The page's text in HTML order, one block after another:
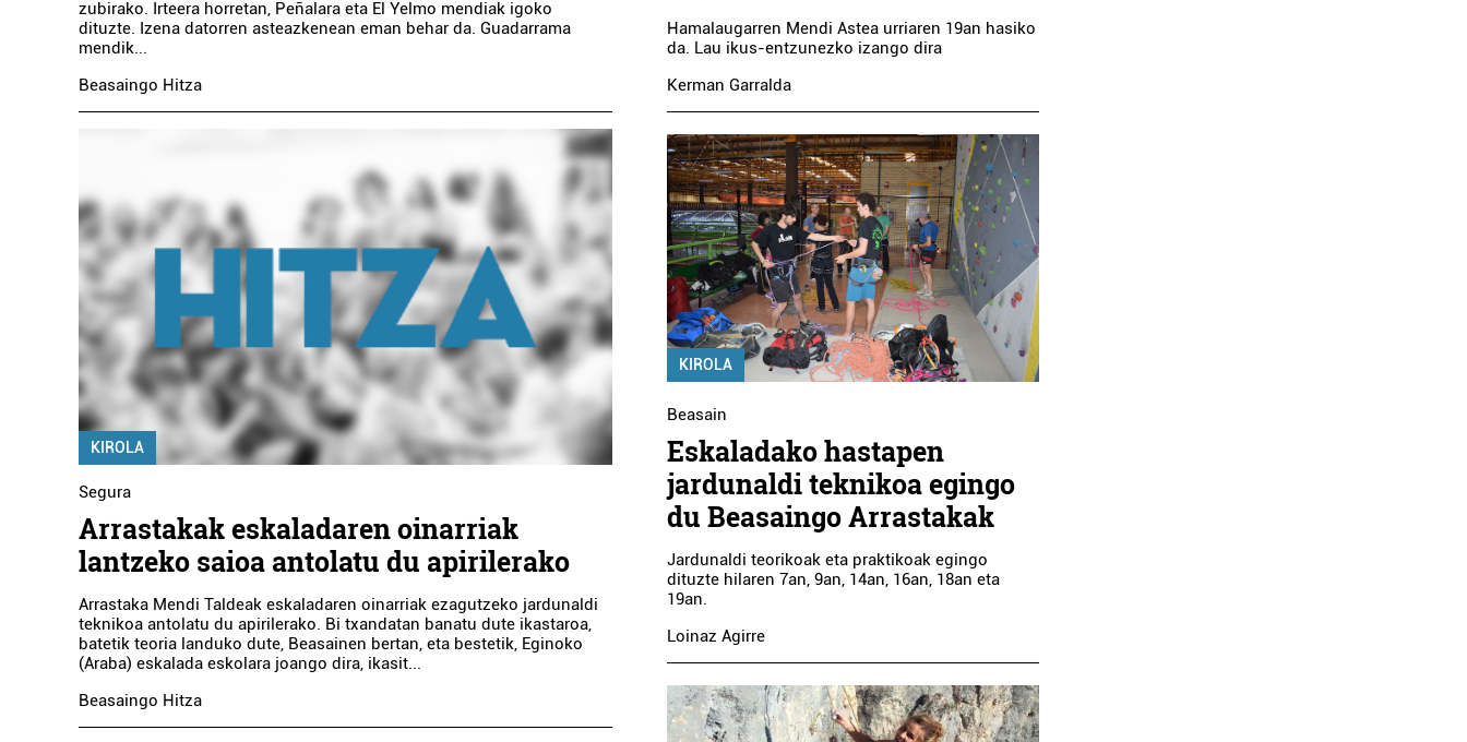
zubirako. Irteera horretan, Peñalara eta El Yelmo mendiak igoko
dituzte. Izena datorren asteazkenean eman behar da. Guadarrama
mendik...
Beasaingo Hitza
KIROLA
Segura
Arrastakak eskaladaren oinarriak
lantzeko saioa antolatu du apirilerako
Arrastaka Mendi Taldeak eskaladaren oinarriak ezagutzeko jardunaldi
teknikoa antolatu du apirilerako. Bi txandatan banatu dute ikastaroa,
batetik teoria landuko dute, Beasainen bertan, eta bestetik, Eginoko
(Araba) eskalada eskolara joango dira, ikasit...
Beasaingo Hitza
Hamalaugarren Mendi Astea urriaren 19an hasiko
da. Lau ikus-entzunezko izango dira
Kerman Garralda
KIROLA
Beasain
Eskaladako hastapen
jardunaldi teknikoa egingo
du Beasaingo Arrastakak
Jardunaldi teorikoak eta praktikoak egingo
dituzte hilaren 7an, 9an, 14an, 16an, 18an eta
19an.
Loinaz Agirre